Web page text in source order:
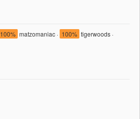
100% matzomaniac · 100% tigerwoods ·